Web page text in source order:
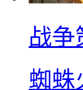
战争
蜘蛛